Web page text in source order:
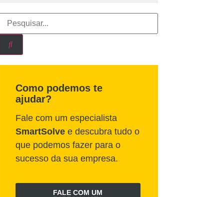
Como podemos te
ajudar?
Fale com um especialista
SmartSolvee descubra tudo o
que podemos fazer para o
sucesso da sua empresa.
FALE COM UM